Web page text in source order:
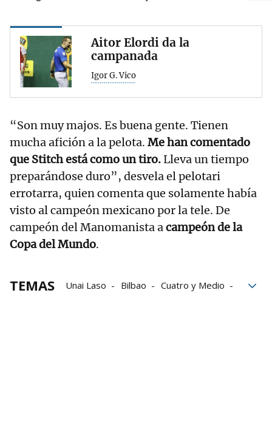
Aitor Elordi da la
campanada
Igor G. Vico
“Son muy majos. Es buena gente. Tienen
mucha afición a la pelota. Me han comentado
que Stitch está como un tiro.Lleva un tiempo
preparándose duro”, desvela el pelotari
errotarra, quien comenta que solamente había
visto al campeón mexicano por la tele. De
campeón del Manomanista acampeón de la
Copa del Mundo.
TEMAS Unai Laso Bilbao
Cuatro y Medio